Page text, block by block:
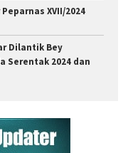
XVII/2024
Dilantik Bey
Serentak 2024 dan